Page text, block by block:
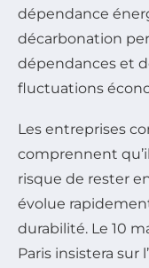
dépendance
décarbonation
dépendances et
fluctuations
Les entreprises
comprennent
risque de rester
évolue
durabilité. Le 10
Paris insistera sur